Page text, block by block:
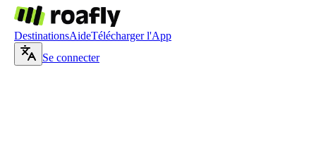
DestinationsAideTélécharger l'App
Se connecter